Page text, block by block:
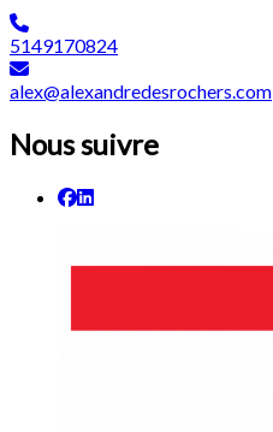
5149170824
alex@alexandredesrochers.com
Nous suivre